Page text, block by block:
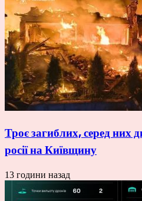
Троє загиблих, серед них
росії на Київщину
13 години назад